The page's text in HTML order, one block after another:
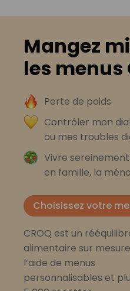
Mangez
les menus
Perte de poids
Contrôler mon
ou mes troubles
Vivre
en famille, la
Choisissez votre
CROQ est un
alimentaire sur
l’aide de menus
personnalisables et